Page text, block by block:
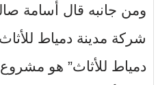
ومن جانبه قال أسامة
شركة مدينة دمياط
دمياط للأثاث” هو